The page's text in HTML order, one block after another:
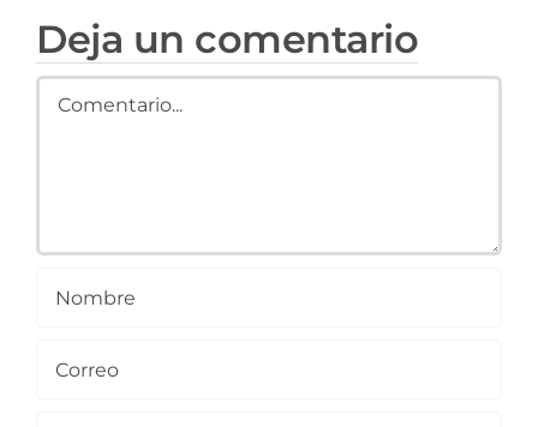
Escríbenos tus PQRS
Deja un comentario
Comment